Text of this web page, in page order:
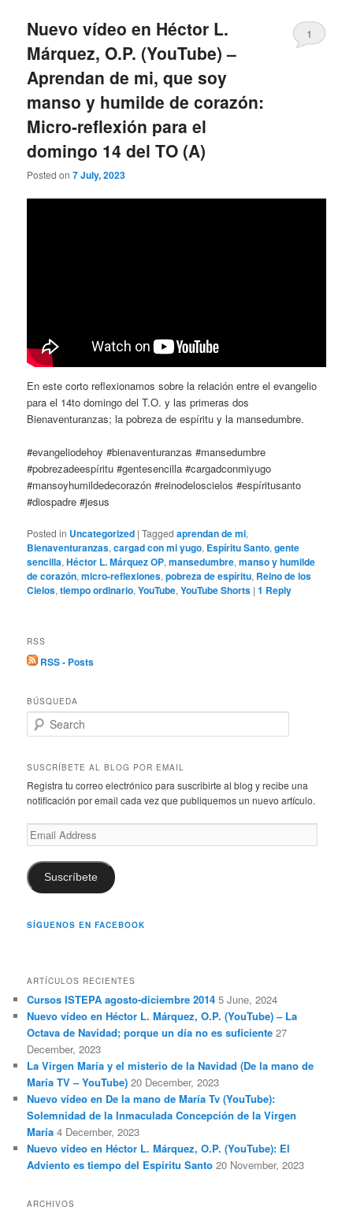
Nuevo vídeo en Héctor L.
Márquez, O.P. (YouTube) –
Aprendan de mi, que soy
manso y humilde de corazón:
Micro-reflexión para el
domingo 14 del TO (A)
Posted on7 July, 2023
1
En este corto reflexionamos sobre la relación entre el evangelio
para el 14to domingo del T.O. y las primeras dos
Bienaventuranzas; la pobreza de espíritu y la mansedumbre.
#evangeliodehoy #bienaventuranzas #mansedumbre
#pobrezadeespíritu #gentesencilla #cargadconmiyugo
#mansoyhumildedecorazón #reinodeloscielos #espíritusanto
#diospadre #jesus
Posted in Uncategorized |Tagged aprendan de mi,
Bienaventuranzas,cargad con mi yugo, Espíritu Santo,gente
sencilla,Héctor L. Márquez OP,mansedumbre,manso y humilde
de corazón,micro-reflexiones,pobreza de espíritu, Reino de los
Cielos,tiempo ordinario,YouTube,YouTube Shorts |1 Reply
RSS
RSS - Posts
BÚSQUEDA
e
r
h
SUSCRÍBETE AL BLOG POR EMAIL
Registra tu correo electrónico para suscribirte al blog y recibe una
notificación por email cada vez que publiquemos un nuevo artículo.
Email
Address
Suscríbete
SÍGUENOS EN FACEBOOK
ARTÍCULOS RECIENTES
Cursos ISTEPA agosto-diciembre 2014 5 June, 2024
Nuevo vídeo en Héctor L. Márquez, O.P. (YouTube) – La
Octava de Navidad; porque un día no es suficiente 27
December, 2023
La Virgen María y el misterio de la Navidad (De la mano de
María TV – YouTube) 20 December, 2023
Nuevo vídeo en De la mano de María Tv (YouTube):
Solemnidad de la Inmaculada Concepción de la Virgen
María 4 December, 2023
Nuevo vídeo en Héctor L. Márquez, O.P. (YouTube): El
Adviento es tiempo del Espíritu Santo 20 November, 2023
ARCHIVOS